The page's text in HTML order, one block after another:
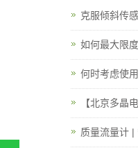
克服倾斜传
如何最大限
何时考虑使
【北京多晶
质量流量计 |